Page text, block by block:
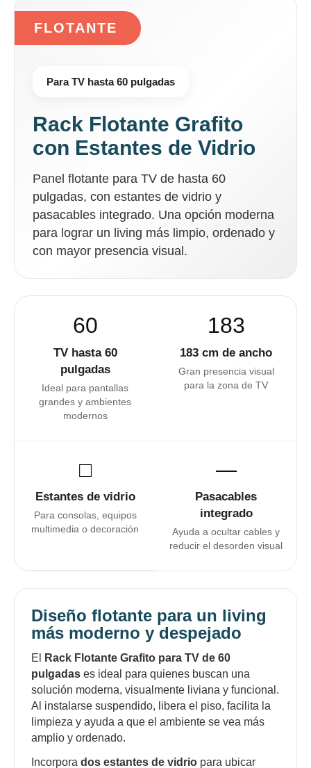
FLOTANTE
Para TV hasta 60 pulgadas
Rack Flotante Grafito
con Estantes de Vidrio
Panel flotante para TV de hasta 60
pulgadas, con estantes de vidrio y
pasacables integrado. Una opción moderna
para lograr un living más limpio, ordenado y
con mayor presencia visual.
60
TV hasta 60
pulgadas
Ideal para pantallas
grandes y ambientes
modernos
183
183 cm de ancho
Gran presencia visual
para la zona de TV
□
Estantes de vidrio
Para consolas, equipos
multimedia o decoración
―
Pasacables
integrado
Ayuda a ocultar cables y
reducir el desorden visual
Diseño flotante para un living
más moderno y despejado
El
Rack Flotante Grafito para TV de 60
pulgadas es ideal para quienes buscan una
solución moderna, visualmente liviana y funcional.
Al instalarse suspendido, libera el piso, facilita la
limpieza y ayuda a que el ambiente se vea más
amplio y ordenado.
Incorpora dos estantes de vidrio para ubicar